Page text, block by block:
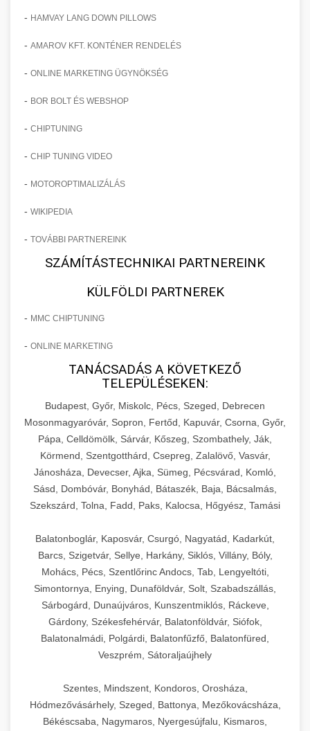
- HAMVAY LANG DOWN PILLOWS
- AMAROV KFT. KONTÉNER RENDELÉS
- ONLINE MARKETING ÜGYNÖKSÉG
- BOR BOLT ÉS WEBSHOP
- CHIPTUNING
- CHIP TUNING VIDEO
- MOTOROPTIMALIZÁLÁS
- WIKIPEDIA
- TOVÁBBI PARTNEREINK
SZÁMÍTÁSTECHNIKAI PARTNEREINK
KÜLFÖLDI PARTNEREK
- MMC CHIPTUNING
- ONLINE MARKETING
TANÁCSADÁS A KÖVETKEZŐ
TELEPÜLÉSEKEN:
Budapest, Győr, Miskolc, Pécs, Szeged, Debrecen
Mosonmagyaróvár, Sopron, Fertőd, Kapuvár, Csorna, Győr,
Pápa, Celldömölk, Sárvár, Kőszeg, Szombathely, Ják,
Körmend, Szentgotthárd, Csepreg, Zalalövő, Vasvár,
Jánosháza, Devecser, Ajka, Sümeg, Pécsvárad, Komló,
Sásd, Dombóvár, Bonyhád, Bátaszék, Baja, Bácsalmás,
Szekszárd, Tolna, Fadd, Paks, Kalocsa, Hőgyész, Tamási
Balatonboglár, Kaposvár, Csurgó, Nagyatád, Kadarkút,
Barcs, Szigetvár, Sellye, Harkány, Siklós, Villány, Bóly,
Mohács, Pécs, Szentlőrinc Andocs, Tab, Lengyeltóti,
Simontornya, Enying, Dunaföldvár, Solt, Szabadszállás,
Sárbogárd, Dunaújváros, Kunszentmiklós, Ráckeve,
Gárdony, Székesfehérvár, Balatonföldvár, Siófok,
Balatonalmádi, Polgárdi, Balatonfűzfő, Balatonfüred,
Veszprém, Sátoraljaújhely
Szentes, Mindszent, Kondoros, Orosháza,
Hódmezővásárhely, Szeged, Battonya, Mezőkovácsháza,
Békéscsaba, Nagymaros, Nyergesújfalu, Kismaros,